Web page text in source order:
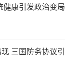
康引发政治变局
三国防务协议引